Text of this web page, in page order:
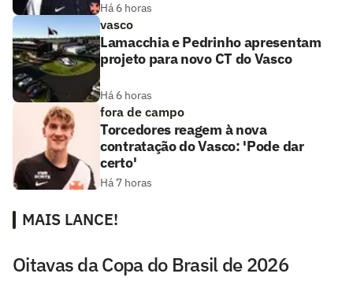
Há 6 horas
vasco
Lamacchia e Pedrinho apresentam
projeto para novo CT do Vasco
Há 6 horas
fora de campo
Torcedores reagem à nova
contratação do Vasco: 'Pode dar
certo'
Há 7 horas
MAIS LANCE!
Oitavas da Copa do Brasil de 2026